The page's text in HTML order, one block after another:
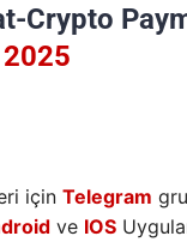
Crypto
için Telegram
ve IOS